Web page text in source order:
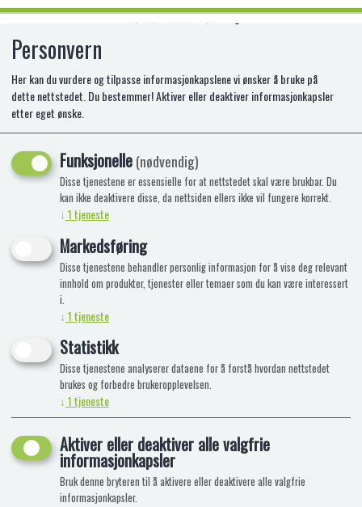
TOP CLASS 2024 POCKET TIN
Ytterligere nedsatt
Personvern
Her kan du vurdere og tilpasse informasjonkapslene vi ønsker å bruke på
dette nettstedet. Du bestemmer! Aktiver eller deaktiver informasjonkapsler
etter eget ønske.
Funksjonelle(nødvendig)
Disse tjenestene er essensielle for at nettstedet skal være brukbar. Du
kan ikke deaktivere disse, da nettsiden ellers ikke vil fungere korrekt.
↓ 1tjeneste
Markedsføring
Disse tjenestene behandler personlig informasjon for å vise deg relevant
innhold om produkter, tjenester eller temaer som du kan være interessert
i.
↓ 1tjeneste
Statistikk
Disse tjenestene analyserer dataene for å forstå hvordan nettstedet
brukes og forbedre brukeropplevelsen.
↓ 1tjeneste
Aktiver eller deaktiver alle valgfrie
informasjonkapsler
Bruk denne bryteren til å aktivere eller deaktivere alle valgfrie
informasjonkapsler.